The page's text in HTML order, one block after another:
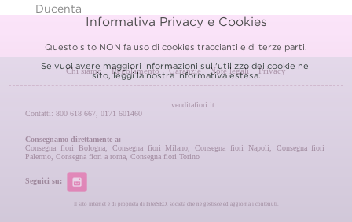
Ducenta
Chi siamo Regolamento Garanzie Note legali Privacy
venditafiori.it
Contatti: 800 618 667, 0171 601460
Consegnamo direttamente a:
Consegna fiori Bologna
Consegna fiori Milano ,Consegna fiori Napoli
Consegna fiori
Palermo ,Consegna fiori a roma ,Consegna fiori Torino
Seguici su:
Il sito internet è di proprietà di InterSEO, società che ne gestisce ed aggiorna i contenuti.
Informativa Privacy e Cookies
Questo sito NON fa uso di cookies traccianti e di terze parti.
Se vuoi avere maggiori informazioni sull'utilizzo dei cookie nel
sito, leggi la nostrainformativa estesa.